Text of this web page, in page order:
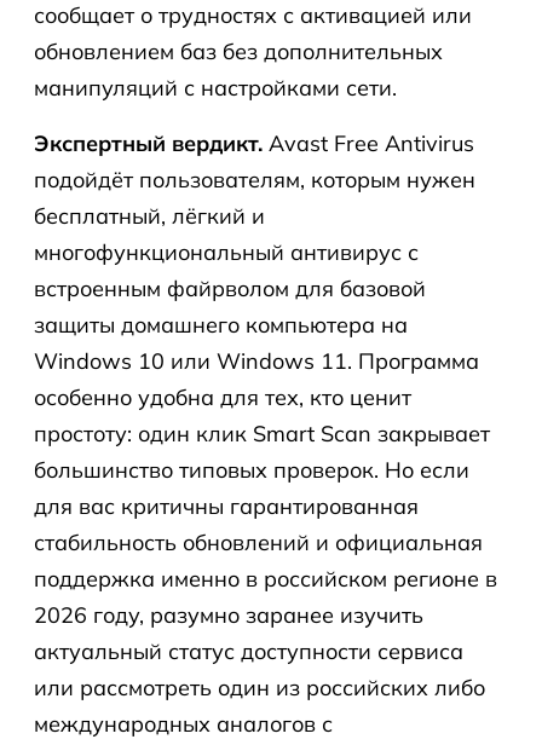
сообщает о трудностях с активацией или
обновлением баз без дополнительных
манипуляций с настройками сети.
Экспертный вердикт. Avast Free Antivirus
подойдёт пользователям, которым нужен
бесплатный, лёгкий и
многофункциональный антивирус с
встроенным файрволом для базовой
защиты домашнего компьютера на
Windows 10 или Windows 11. Программа
особенно удобна для тех, кто ценит
простоту: один клик Smart Scan закрывает
большинство типовых проверок. Но если
для вас критичны гарантированная
стабильность обновлений и официальная
поддержка именно в российском регионе в
2026 году, разумно заранее изучить
актуальный статус доступности сервиса
или рассмотреть один из российских либо
международных аналогов с